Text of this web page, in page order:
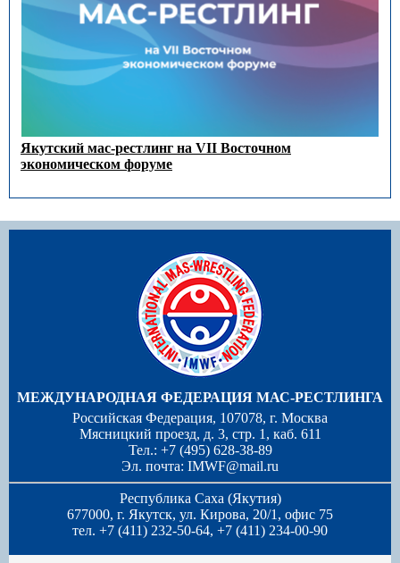
Якутский мас-рестлинг на VII Восточном
экономическом форуме
МЕЖДУНАРОДНАЯ ФЕДЕРАЦИЯ МАС-РЕСТЛИНГА
Российская Федерация, 107078, г. Москва
Мясницкий проезд, д. 3, стр. 1, каб. 611
Тел.: +7 (495) 628-38-89
Эл. почта: IMWF@mail.ru
Республика Саха (Якутия)
677000, г. Якутск, ул. Кирова, 20/1, офис 75
тел. +7 (411) 232-50-64, +7 (411) 234-00-90